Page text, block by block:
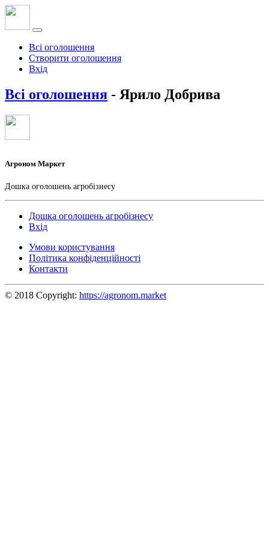
Всі оголошення
Створити оголошення
Вхід
Всі оголошення - Ярило Добрива
Агроном Маркет
Дошка оголошень агробізнесу
Дошка оголошень агробізнесу
Вхід
Умови користування
Політика конфіденційності
Контакти
© 2018 Copyright: https://agronom.market